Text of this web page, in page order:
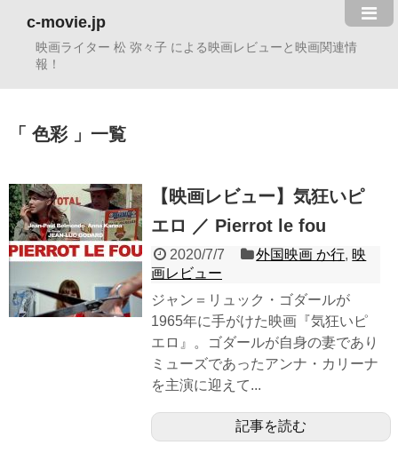
c-movie.jp
映画ライター 松 弥々子 による映画レビューと映画関連情
報！
色彩 一覧
【映画レビュー】気狂いピ
エロ ／ Pierrot le fou
2020/7/7 外国映画 か行, 映
画レビュー
ジャン＝リュック・ゴダールが
1965年に手がけた映画『気狂いピ
エロ』。ゴダールが自身の妻であり
ミューズであったアンナ・カリーナ
を主演に迎えて...
記事を読む